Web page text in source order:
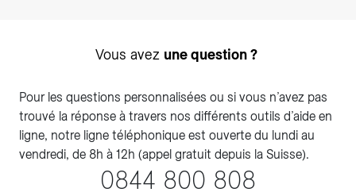
Vous avez une question ?
Pour les questions personnalisées ou si vous n’avez pas
trouvé la réponse à travers nos différents outils d’aide en
ligne, notre ligne téléphonique est ouverte du lundi au
vendredi, de 8h à 12h (appel gratuit depuis la Suisse).
0844 800 808